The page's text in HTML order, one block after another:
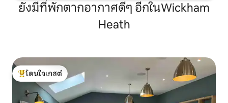
ยังมีที่พักตากอากาศดีๆ อีกในWickham
Heath
โดนใจเกสต์ที่สุด
โดนใจเกสต์